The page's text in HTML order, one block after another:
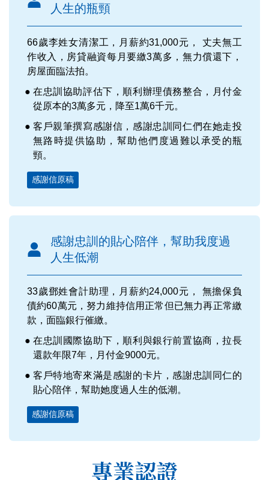
人生的瓶頸
66歲李姓女清潔工，月薪約31,000元， 丈夫無工
作收入，房貸融資每月要繳3萬多，無力償還下，
房屋面臨法拍。
在忠訓協助評估下，順利辦理債務整合，月付金
從原本的3萬多元，降至1萬6千元。
客戶親筆撰寫感謝信，感謝忠訓同仁們在她走投
無路時提供協助，幫助他們度過難以承受的瓶
頸。
感謝信原稿
感謝忠訓的貼心陪伴，幫助我度過
人生低潮
33歲鄧姓會計助理，月薪約24,000元， 無擔保負
債約60萬元，努力維持信用正常但已無力再正常繳
款，面臨銀行催繳。
在忠訓國際協助下，順利與銀行前置協商，拉長
還款年限7年，月付金9000元。
客戶特地寄來滿是感謝的卡片，感謝忠訓同仁的
貼心陪伴，幫助她度過人生的低潮。
感謝信原稿
專業認證